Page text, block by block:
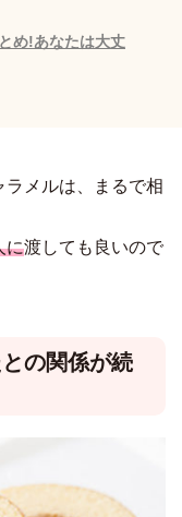
め!あなたは大丈
メルは、まるで相
に渡しても良いので
の関係が続